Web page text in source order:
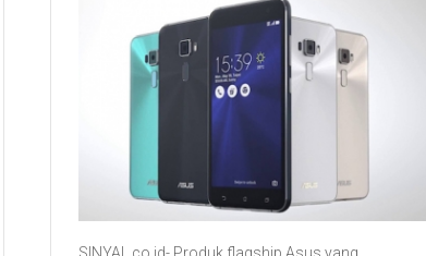
SINYAL.co.id- Produk flagship Asus yang